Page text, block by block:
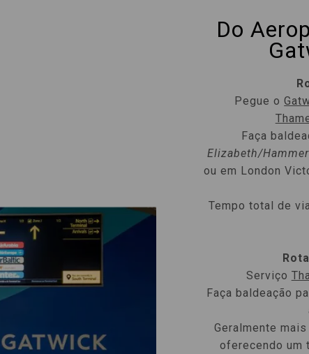
Do
Pegue o
Faça
Elizabeth/
ou em London
Tempo total de
Serviço
Faça baldeação
Geralmente
oferecendo um